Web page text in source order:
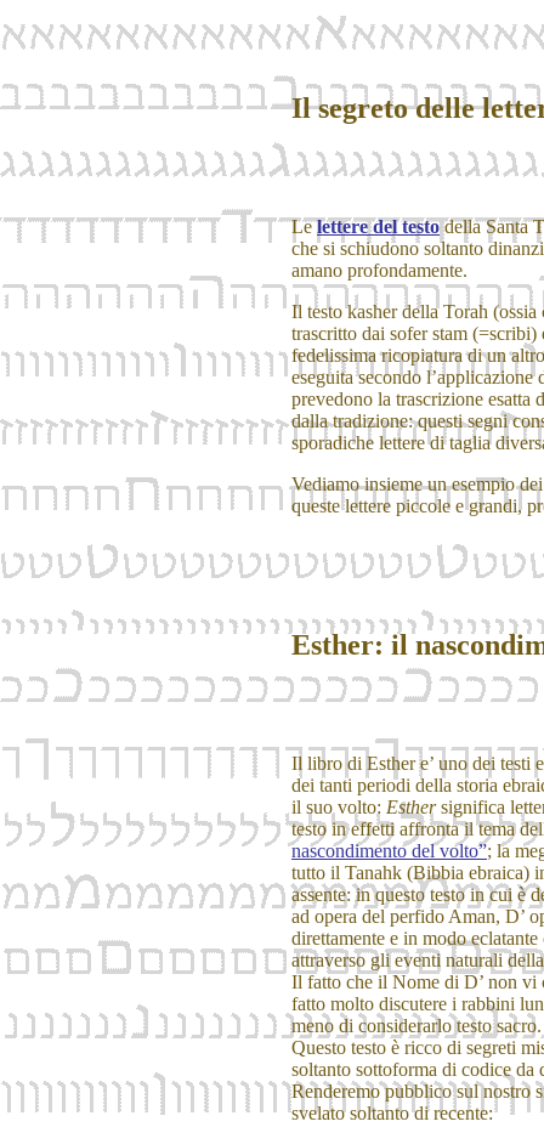
Il segreto delle
Lelettere del testodella Santa
che si schiudono soltanto
amano profondamente.
Il testo kasher della Torah
trascritto dai sofer stam (=scribi)
fedelissima ricopiatura di un
eseguita secondo
prevedono la trascrizione esatta
dalla tradizione: questi segni
sporadiche lettere di taglia
Vediamo insieme un esempio
queste lettere piccole e grandi,
Esther: il
Il libro di Esther e’ uno dei testi
dei tanti periodi della storia
il suo volto: Esthersignifica
testo in effetti affronta il tema
nascondimento del volto”; la
tutto il Tanahk (Bibbia ebraica)
assente: in questo testo in cui è
ad opera del perfido Aman, D’
direttamente e in modo
attraverso gli eventi naturali
Il fatto che il Nome di D’ non vi
fatto molto discutere i rabbini
meno di considerarlo testo sacro.
Questo testo è ricco di segreti
soltanto sottoforma di codice da
Renderemo pubblico sul nostro
svelato soltanto di recente: